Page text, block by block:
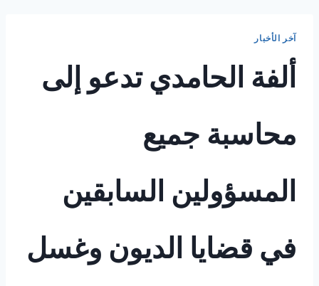
آخر الأخبار
ألفة الحامدي تدعو إلى
محاسبة جميع
المسؤولين السابقين
في قضايا الديون وغسل